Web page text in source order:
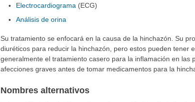
Electrocardiograma (ECG)
Análisis de orina
Su tratamiento se enfocará en la causa de la hinchazón. Su
diuréticos para reducir la hinchazón, pero estos pueden tener
generalmente el tratamiento casero para la inflamación en las
afecciones graves antes de tomar medicamentos para la
Nombres alternativos